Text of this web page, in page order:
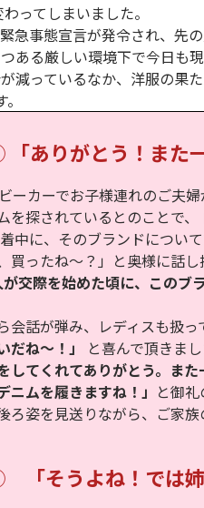
ってしまいました。
急事態宣言が発令され、先
ある厳しい環境下で今日も
減っているなか、洋服の果
ありがとう！また
ーカーでお子様連れのご夫
を探されているとのことで
中に、そのブランドについ
買ったね～？」と奥様に話し
交際を始めた頃に、このブ
会話が弾み、レディスも扱
だね～！」
と喜んで頂きまし
してくれてありがとう。ま
ニムを履きますね！」 と御礼
ろ姿を見送りながら、ご家
そうよね！では姉